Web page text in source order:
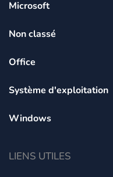
Microsoft
Non classé
Office
Système d'exploitation
Windows
LIENS UTILES